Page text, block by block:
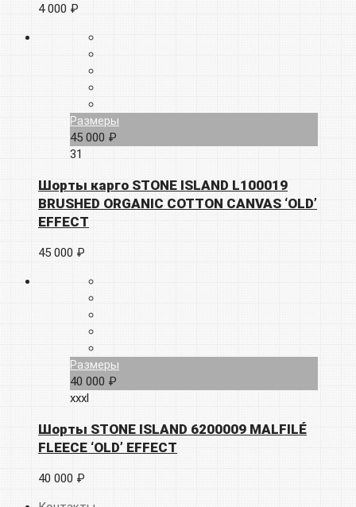
4 000 ₽
Размеры
45 000 ₽
31
Шорты карго STONE ISLAND L100019
BRUSHED ORGANIC COTTON CANVAS ‘OLD’
EFFECT
45 000 ₽
Размеры
40 000 ₽
xxxl
Шорты STONE ISLAND 6200009 MALFILÉ
FLEECE ‘OLD’ EFFECT
40 000 ₽